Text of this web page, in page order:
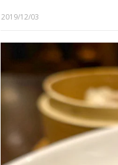
2019/12/03